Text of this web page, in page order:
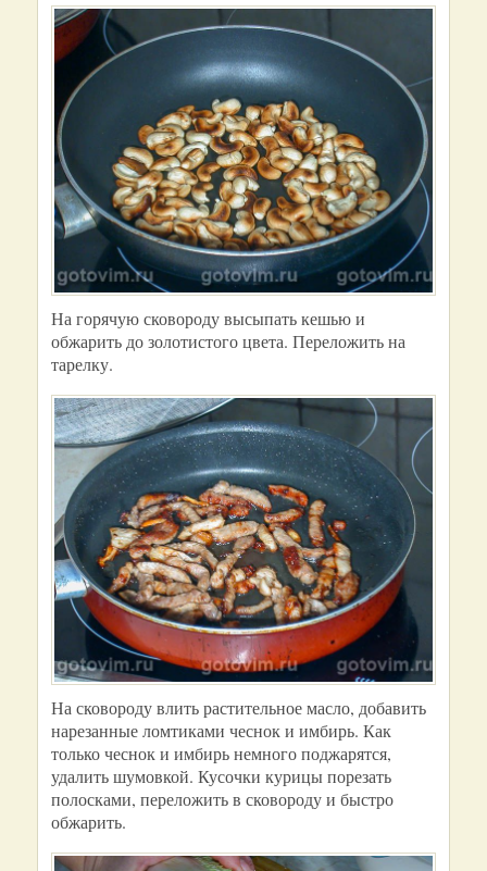
На горячую сковороду высыпать кешью и
обжарить до золотистого цвета. Переложить на
тарелку.
На сковороду влить растительное масло, добавить
нарезанные ломтиками чеснок и имбирь. Как
только чеснок и имбирь немного поджарятся,
удалить шумовкой. Кусочки курицы порезать
полосками, переложить в сковороду и быстро
обжарить.